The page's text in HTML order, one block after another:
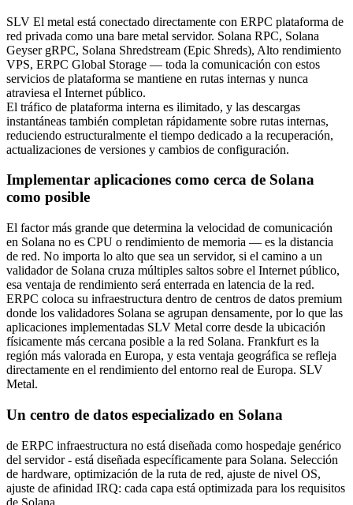
SLV El metal está conectado directamente con ERPC plataforma de
red privada como una bare metal servidor. Solana RPC, Solana
Geyser gRPC, Solana Shredstream (Epic Shreds), Alto rendimiento
VPS, ERPC Global Storage — toda la comunicación con estos
servicios de plataforma se mantiene en rutas internas y nunca
atraviesa el Internet público.
El tráfico de plataforma interna es ilimitado, y las descargas
instantáneas también completan rápidamente sobre rutas internas,
reduciendo estructuralmente el tiempo dedicado a la recuperación,
actualizaciones de versiones y cambios de configuración.
Implementar aplicaciones como cerca de Solana
como posible
El factor más grande que determina la velocidad de comunicación
en Solana no es CPU o rendimiento de memoria — es la distancia
de red. No importa lo alto que sea un servidor, si el camino a un
validador de Solana cruza múltiples saltos sobre el Internet público,
esa ventaja de rendimiento será enterrada en latencia de la red.
ERPC coloca su infraestructura dentro de centros de datos premium
donde los validadores Solana se agrupan densamente, por lo que las
aplicaciones implementadas SLV Metal corre desde la ubicación
físicamente más cercana posible a la red Solana. Frankfurt es la
región más valorada en Europa, y esta ventaja geográfica se refleja
directamente en el rendimiento del entorno real de Europa. SLV
Metal.
Un centro de datos especializado en Solana
de ERPC infraestructura no está diseñada como hospedaje genérico
del servidor - está diseñada específicamente para Solana. Selección
de hardware, optimización de la ruta de red, ajuste de nivel OS,
ajuste de afinidad IRQ: cada capa está optimizada para los requisitos
de Solana.